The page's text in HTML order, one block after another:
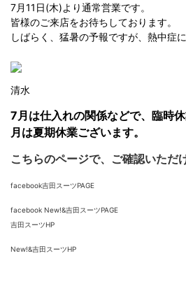
7月11日(木)より通常営業です。
皆様のご来店をお待ちしております。
しばらく、猛暑の予報ですが、熱中症
清水
7月は仕入れの関係などで、臨時
月は夏期休業ございます。
こちらのページで、ご確認いただ
facebook吉田スーツPAGE
facebook New!&吉田スーツPAGE
吉田スーツHP
New!&吉田スーツHP